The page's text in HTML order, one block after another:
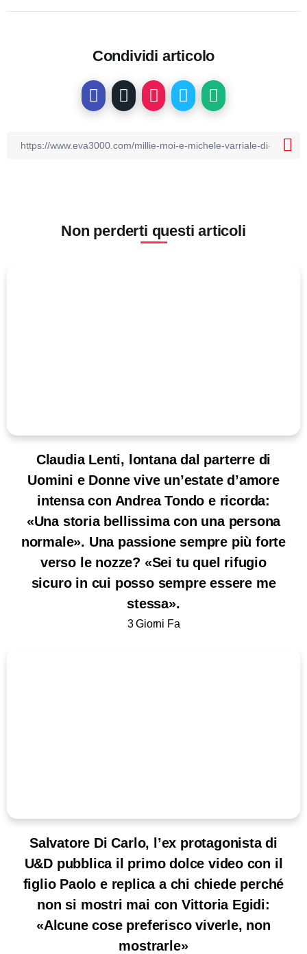
Condividi articolo
Non perderti questi articoli
Claudia Lenti, lontana dal parterre di
Uomini e Donne vive un’estate d’amore
intensa con Andrea Tondo e ricorda:
«Una storia bellissima con una persona
normale». Una passione sempre più forte
verso le nozze? «Sei tu quel rifugio
sicuro in cui posso sempre essere me
stessa».
3 Giorni Fa
Salvatore Di Carlo, l’ex protagonista di
U&D pubblica il primo dolce video con il
figlio Paolo e replica a chi chiede perché
non si mostri mai con Vittoria Egidi:
«Alcune cose preferisco viverle, non
mostrarle»